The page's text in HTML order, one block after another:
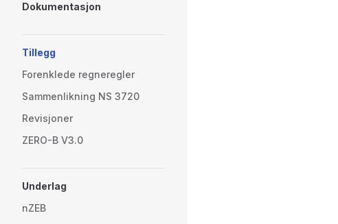
Dokumentasjon
Tillegg
Forenklede regneregler
Sammenlikning NS 3720
Revisjoner
ZERO-B V3.0
Underlag
nZEB